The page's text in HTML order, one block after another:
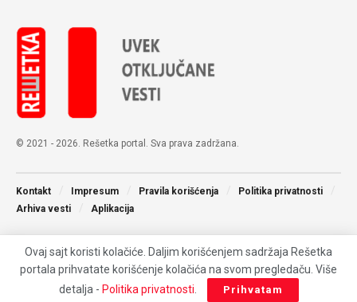
© 2021 - 2026. Rešetka portal. Sva prava zadržana.
Kontakt Impresum Pravila korišćenja
Politika privatnosti
Arhiva vesti
Aplikacija
Ovaj sajt koristi kolačiće. Daljim korišćenjem sadržaja Rešetka
portala prihvatate korišćenje kolačića na svom pregledaču. Više
detalja - Politika privatnosti Prihvatam